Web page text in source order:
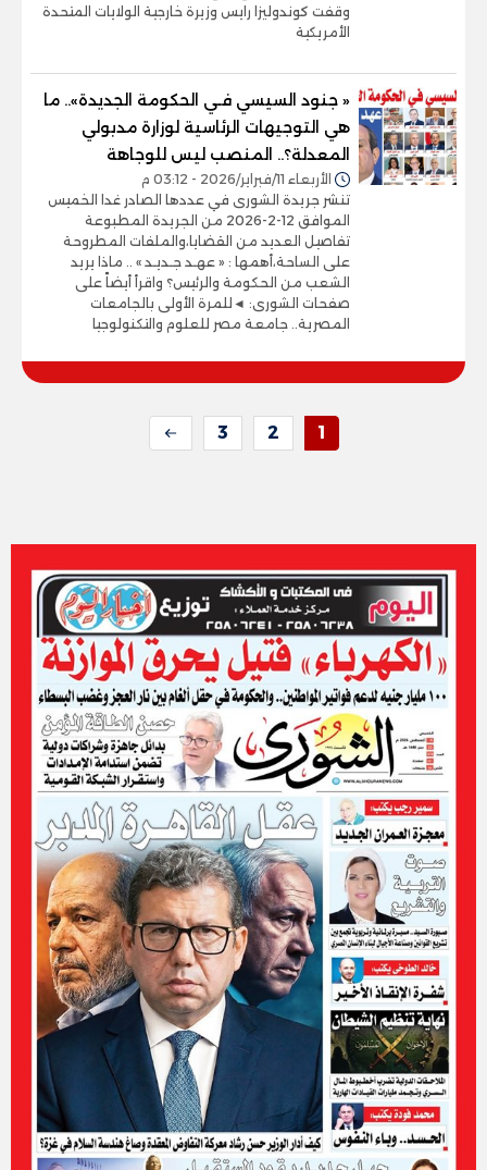
وقفت كوندوليزا رايس وزيرة خارجية الولايات المتحدة
الأمريكية
« جنود السيسي فـي الحكومة الجديدة».. ما
هي التوجيهات الرئاسية لوزارة مدبولي
المعدلة؟.. المنصب ليس للوجاهة
الأربعاء 11/فبراير/2026 - 03:12 م
تنشر جريدة الشورى في عددها الصادر غدا الخميس
الموافق 12-2-2026 من الجريدة المطبوعة
تفاصيل العديد من القضايا،والملفات المطروحة
على الساحة،أهمها : « عهـد جـديـد » .. ماذا يريد
الشعب من الحكومة والرئيس؟ واقرأ أيضاً على
صفحات الشورى: ◄للمرة الأولى بالجامعات
المصرية.. جامعة مصر للعلوم والتكنولوجيا
1
2
3